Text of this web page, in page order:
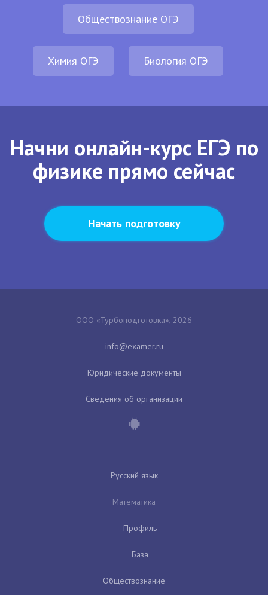
Обществознание ОГЭ
Химия ОГЭ Биология ОГЭ
Начни онлайн-курс ЕГЭ по
физике прямо сейчас
Начать подготовку
ООО «Турбоподготовка», 2026
Юридические документы
Сведения об организации
Русский язык
Математика
Профиль
База
Обществознание